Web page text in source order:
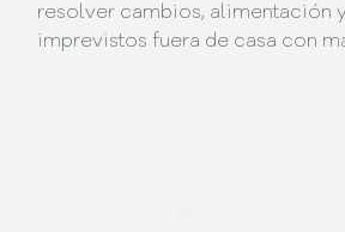
resolver cambios, alimentación
imprevistos fuera de casa con